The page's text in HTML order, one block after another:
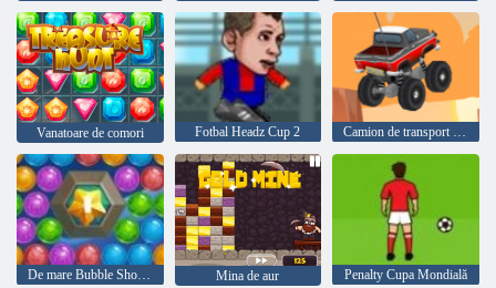
Vanatoare de comori Fotbal Headz Cup 2 Camion de transport fără sfârșit
De mare Bubble Shooter Mina de aur Penalty Cupa Mondială